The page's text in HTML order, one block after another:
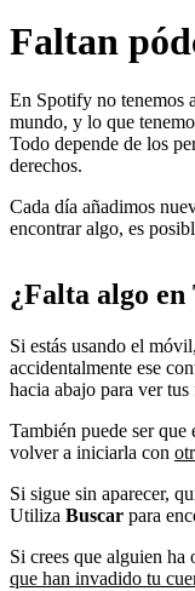
Faltan
En Spotify no tenemos
mundo, y lo que
Todo depende de los
derechos.
Cada día añadimos
encontrar algo, es
¿Falta algo
Si estás usando el
accidentalmente ese
hacia abajo para ver
También puede ser que
volver a iniciarla con
Si sigue sin aparecer,
Utiliza Buscar para
Si crees que alguien ha
que han invadido tu